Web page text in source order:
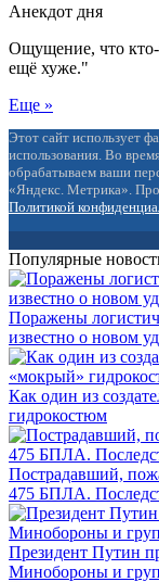
Анекдот дня
Ощущение, что кто-
ещё хуже."
Еще »
Этот сайт использует
использования. Во
обрабатываем ваши
«Яндекс. Метрика».
Политикой
Популярные
Поражены
известно о новом
Как один из
гидрокостюм
Пострадавший,
475 БПЛА.
Президент Путин
Минобороны и